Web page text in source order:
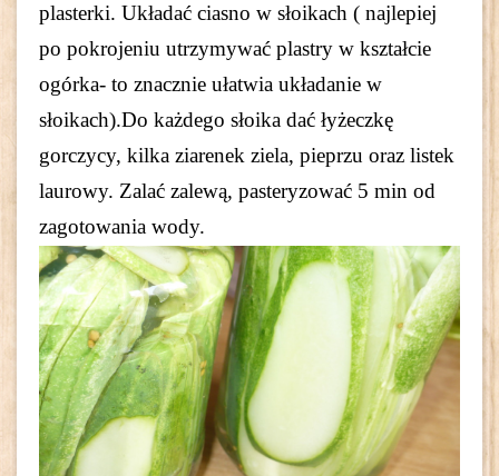
plasterki. Układać ciasno w słoikach ( najlepiej
po pokrojeniu utrzymywać plastry w kształcie
ogórka- to znacznie ułatwia układanie w
słoikach).Do każdego słoika dać łyżeczkę
gorczycy, kilka ziarenek ziela, pieprzu oraz listek
laurowy. Zalać zalewą, pasteryzować 5 min od
zagotowania wody.